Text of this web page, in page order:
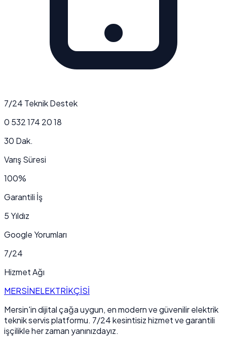
7/24 Teknik Destek
0 532 174 20 18
30 Dak.
Varış Süresi
100%
Garantili İş
5 Yıldız
Google Yorumları
7/24
Hizmet Ağı
MERSİNELEKTRİKÇİSİ
Mersin'in dijital çağa uygun, en modern ve güvenilir elektrik
teknik servis platformu. 7/24 kesintisiz hizmet ve garantili
işçilikle her zaman yanınızdayız.